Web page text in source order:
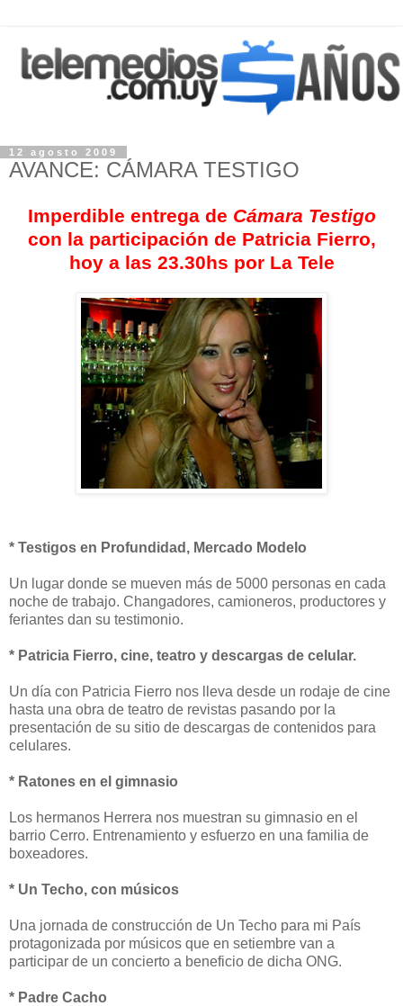
12 agosto 2009
AVANCE: CÁMARA TESTIGO
Imperdible entrega de Cámara Testigo
con la participación de Patricia Fierro,
hoy a las 23.30hs por La Tele
* Testigos en Profundidad, Mercado Modelo
Un lugar donde se mueven más de 5000 personas en cada
noche de trabajo. Changadores, camioneros, productores y
feriantes dan su testimonio.
* Patricia Fierro, cine, teatro y descargas de celular.
Un día con Patricia Fierro nos lleva desde un rodaje de cine
hasta una obra de teatro de revistas pasando por la
presentación de su sitio de descargas de contenidos para
celulares.
* Ratones en el gimnasio
Los hermanos Herrera nos muestran su gimnasio en el
barrio Cerro. Entrenamiento y esfuerzo en una familia de
boxeadores.
* Un Techo, con músicos
Una jornada de construcción de Un Techo para mi País
protagonizada por músicos que en setiembre van a
participar de un concierto a beneficio de dicha ONG.
* Padre Cacho